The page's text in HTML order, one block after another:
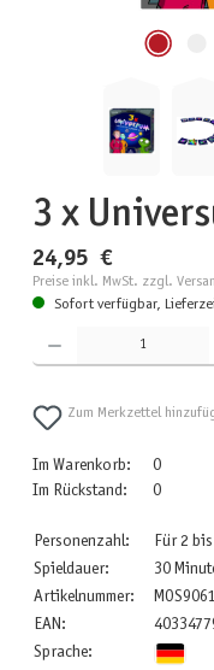
3 x
24,95 €
Preise inkl. MwSt. zzgl.
Sofort verfügbar,
Produkt Anzahl: Gib den
Zum Merkzettel
Im Warenkorb:
0
Im Rückstand:
0
Personenzahl:
Für 2
Spieldauer:
30
Artikelnummer:
EAN:
Sprache: